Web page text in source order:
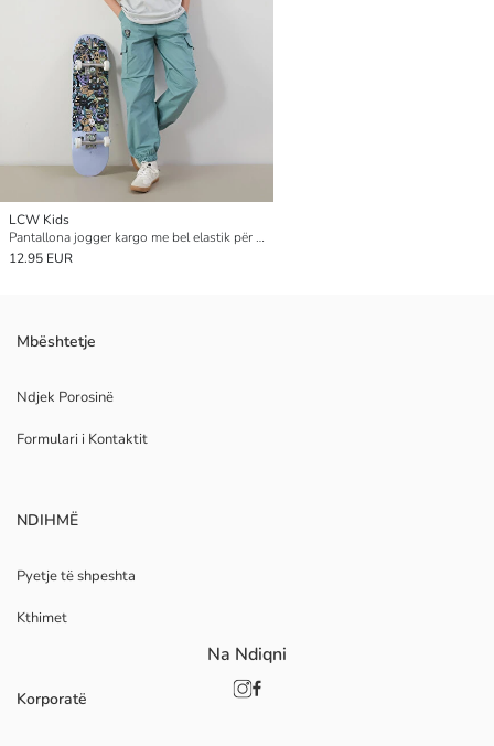
LCW Kids
Pantallona jogger kargo me bel elastik për djem
12.95 EUR
Mbështetje
Ndjek Porosinë
Formulari i Kontaktit
NDIHMË
Pyetje të shpeshta
Kthimet
Korporatë
Na Ndiqni